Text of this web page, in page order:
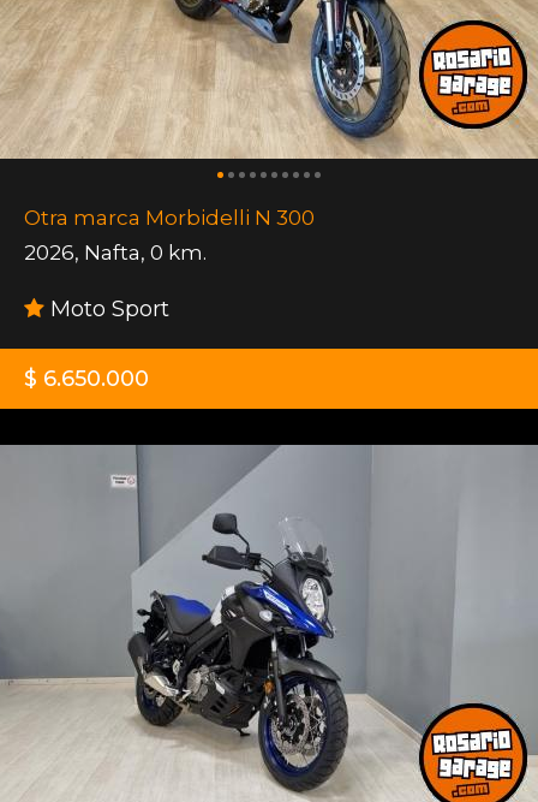
Otra marca Morbidelli N 300
2026, Nafta, 0 km.
Moto Sport
$ 6.650.000